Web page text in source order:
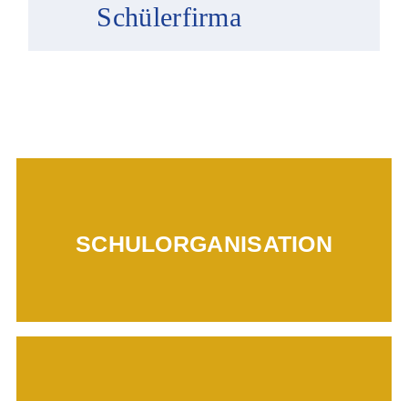
Schülerfirma
SCHULORGANISATION
Mehr erfahren...